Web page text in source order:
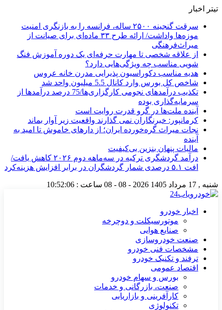
تیتر اخبار
سرقت گنجینه ۲۵۰۰ ساله، فرانسه را به بازنگری امنیت
موزه‌ها واداشت/ ارائه طرح ۳۳ ماده‌ای برای صیانت از
میراث‌فرهنگی
از علاقه شخصی تا مهارت حرفه‌ای یک دوره آموزش فنگ
شویی مناسب چه ویژگی‌هایی دارد؟
هدیه مناسب دکوراسیون پذیرایی مدرن خانه عروس
شاخص کل بورس وارد کانال 5.5 میلیون واحد شد
تکذیب درآمدهای نجومی کارگزاری‌ها/75 درصد درآمدها از
سرمایه‌گذاری بوده
آینده ملت‌ها در گرو قدرت روایت است
کرمانپور: خبرنگاران نمی گذارند واقعیت زیر آوار بماند
نجات میراث گره‌خورده ایران؛ از دارهای خاموش تا امید به
آینده
مالیات پنهان بنزین بی‌کیفیت
درآمد گردشگری ترکیه در سه‌ماهه دوم ۲۰۲۶ کاهش یافت/
افت ۵.۱ درصدی شمار گردشگران در برابر افزایش هزینه‌کرد
شنبه , 17 مرداد 1405 2026 - 08 - 08 ساعت : 10:52:06
اخبار خودرو
موتورسیکلت و دوچرخه
صنایع هوایی
صنعت خودروسازی
مشخصات فنی خودرو
ترفند و تکنیک خودرو
اقتصاد عمومی
بورس و سهام خودرو
صنعت، بازرگانی و خدمات
کارآفرینی و بازاریابی
تکنولوژی